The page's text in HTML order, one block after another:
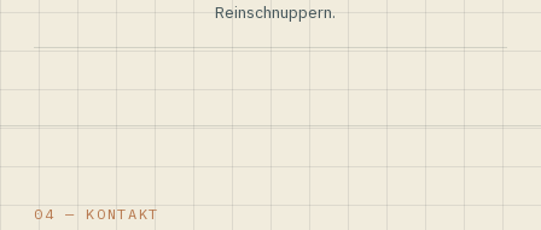
Reinschnuppern.
04 — KONTAKT